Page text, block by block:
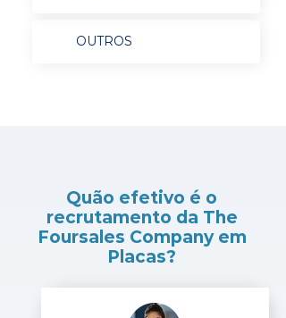
OUTROS
Quão efetivo é o
recrutamento da The
Foursales Company em
Placas?